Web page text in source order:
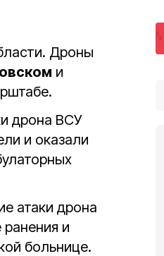
Дроны
и
дрона ВСУ
и оказали
атаки дрона
и
больнице.